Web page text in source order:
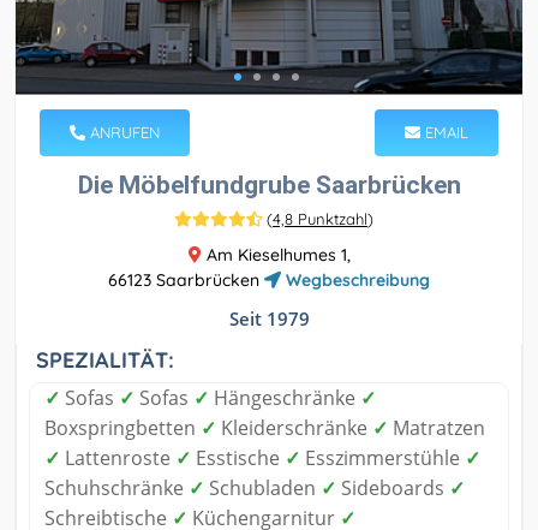
ANRUFEN EMAIL
Die Möbelfundgrube Saarbrücken
(4,8 Punktzahl)
Am Kieselhumes 1,
66123 Saarbrücken
Wegbeschreibung
Seit 1979
SPEZIALITÄT:
✓ Sofas ✓ Sofas ✓ Hängeschränke ✓
Boxspringbetten ✓ Kleiderschränke ✓ Matratzen
✓ Lattenroste ✓ Esstische ✓ Esszimmerstühle ✓
Schuhschränke ✓ Schubladen ✓ Sideboards ✓
Schreibtische ✓ Küchengarnitur ✓